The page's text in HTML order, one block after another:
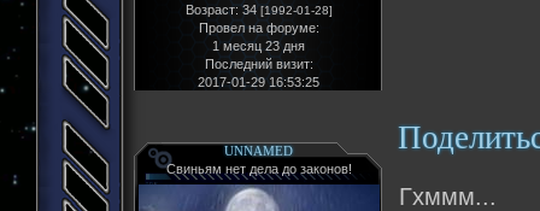
Возраст: 34 [1992-01-28]
Провел на форуме:
1 месяц 23 дня
Последний визит:
2017-01-29 16:53:25
UNNAMED
Свиньям нет дела до законов!
Гхммм...